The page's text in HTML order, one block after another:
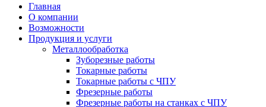
Главная
О компании
Возможности
Продукция и услуги
Металлообработка
Зуборезные работы
Токарные работы
Токарные работы с ЧПУ
Фрезерные работы
Фрезерные работы на станках с ЧПУ